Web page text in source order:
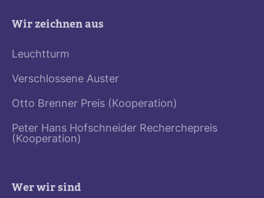
Wir zeichnen aus
Leuchtturm
Verschlossene Auster
Otto Brenner Preis (Kooperation)
Peter Hans Hofschneider Recherchepreis
(Kooperation)
Wer wir sind